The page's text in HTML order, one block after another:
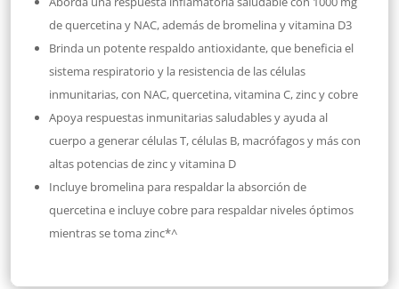
de quercetina y NAC, además de bromelina y vitamina D3
Brinda un potente respaldo antioxidante, que beneficia el
sistema respiratorio y la resistencia de las células
inmunitarias, con NAC, quercetina, vitamina C, zinc y cobre
Apoya respuestas inmunitarias saludables y ayuda al
cuerpo a generar células T, células B, macrófagos y más con
altas potencias de zinc y vitamina D
Incluye bromelina para respaldar la absorción de
quercetina e incluye cobre para respaldar niveles óptimos
mientras se toma zinc*^